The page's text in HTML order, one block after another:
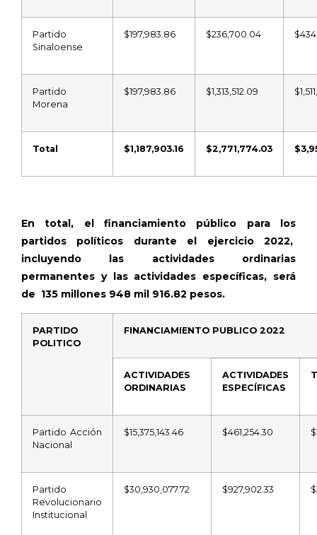
Partido
Sinaloense
$197,983.86 $236,700.04
Partido
Morena
$197,983.86 $1,313,512.09
Total $1,187,903.16 $2,771,774.03
En total, el financiamiento público para los
partidos políticos durante el ejercicio 2022,
incluyendo las actividades ordinarias
permanentes y las actividades específicas, será
de 135 millones 948 mil 916.82 pesos.
PARTIDO
POLITICO
FINANCIAMIENTO PUBLICO 2022
ACTIVIDADES
ORDINARIAS
ACTIVIDADES
ESPECÍFICAS
Partido Acción
Nacional
$15,375,143.46 $461,254.30
Partido
Revolucionario
Institucional
$30,930,077.72 $927,902.33